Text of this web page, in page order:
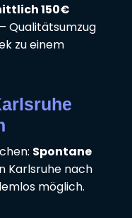
150€
Qualitätsumzug
zu einem
Spontane
Karlsruhe nach
möglich.